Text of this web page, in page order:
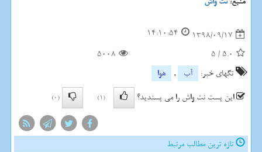
1398/09/17
14:10:54
5.0
/
5
5008
تگهای خبر:
آب ,
هوا
این پست نت واش را می پسندید؟
(1)
(0)
تازه ترین مطالب مرتبط